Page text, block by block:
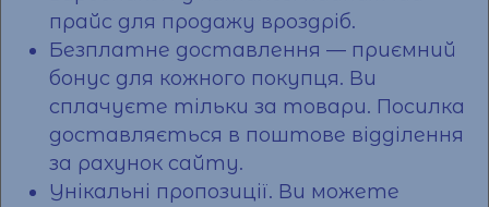
прайс для продажу вроздріб.
Безплатне доставлення — приємний
бонус для кожного покупця. Ви
сплачуєте тільки за товари. Посилка
доставляється в поштове відділення
за рахунок сайту.
Унікальні пропозиції. Ви можете